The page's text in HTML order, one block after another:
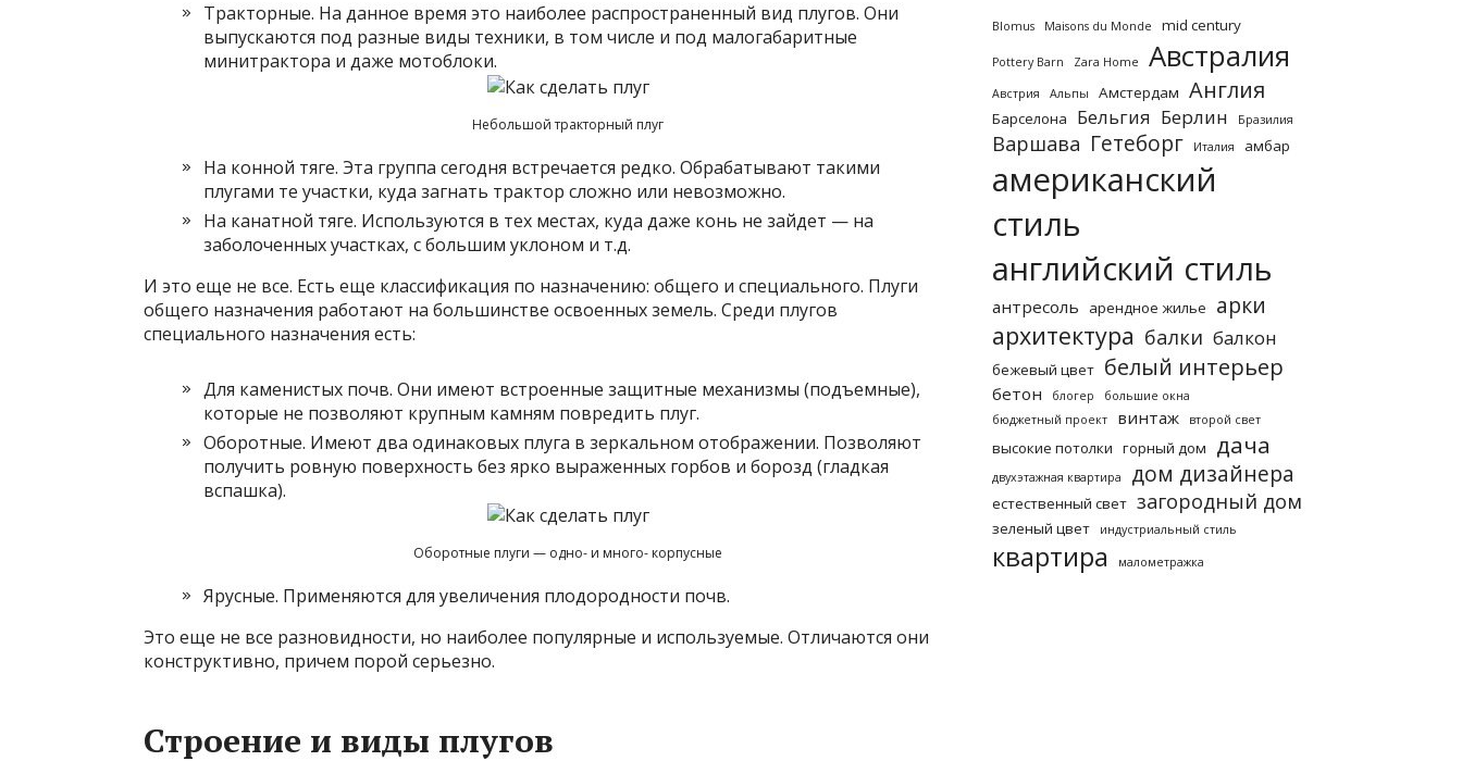
Тракторные. На данное время это наиболее распространенный вид плугов. Они
выпускаются под разные виды техники, в том числе и под малогабаритные
минитрактора и даже мотоблоки.
Небольшой тракторный плуг
На конной тяге. Эта группа сегодня встречается редко. Обрабатывают такими
плугами те участки, куда загнать трактор сложно или невозможно.
На канатной тяге. Используются в тех местах, куда даже конь не зайдет — на
заболоченных участках, с большим уклоном и т.д.
И это еще не все. Есть еще классификация по назначению: общего и специального. Плуги
общего назначения работают на большинстве освоенных земель. Среди плугов
специального назначения есть:
Для каменистых почв. Они имеют встроенные защитные механизмы (подъемные),
которые не позволяют крупным камням повредить плуг.
Оборотные. Имеют два одинаковых плуга в зеркальном отображении. Позволяют
получить ровную поверхность без ярко выраженных горбов и борозд (гладкая
вспашка).
Оборотные плуги — одно- и много- корпусные
Ярусные. Применяются для увеличения плодородности почв.
Это еще не все разновидности, но наиболее популярные и используемые. Отличаются они
конструктивно, причем порой серьезно.
Строение и виды плугов
Blomus Maisons du Monde mid century
Pottery Barn Zara Home Австралия
Австрия Альпы Амстердам Англия
Барселона Бельгия Берлин Бразилия
Варшава Гетеборг Италия амбар
американский
стиль
английский стиль
антресоль арендное жилье арки
архитектура балки балкон
бежевый цвет белый интерьер
бетон блогер
большие окна
бюджетный проект
винтаж второй свет
высокие потолки горный дом дача
двухэтажная квартира дом дизайнера
естественный свет загородный дом
зеленый цвет индустриальный стиль
квартира малометражка